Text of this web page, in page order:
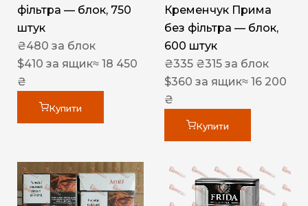
фільтра — блок, 750
штук
₴480 за блок
$410 за ящик≈ 18 450
₴
Купити
Кременчук Прима
без фільтра — блок,
600 штук
₴335 ₴315 за блок
$360 за ящик≈ 16 200
₴
Купити